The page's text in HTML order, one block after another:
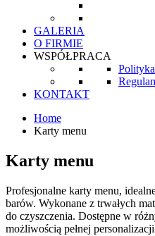
GALERIA
O FIRMIE
WSPÓŁPRACA
KONTAKT
Home
Karty menu
Karty menu
Profesjonalne karty menu,
barów. Wykonane z trwałych
do czyszczenia. Dostępne w
możliwością pełnej